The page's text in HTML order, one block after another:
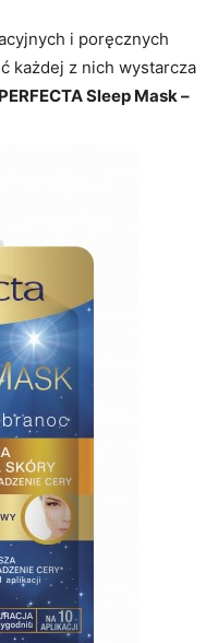
i poręcznych
każdej z nich wystarcza
Sleep Mask –